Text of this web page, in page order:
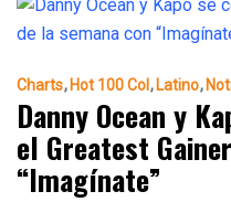
Charts Hot 100 Col Latino
Danny Ocean y
el Greatest
“Imagínate”